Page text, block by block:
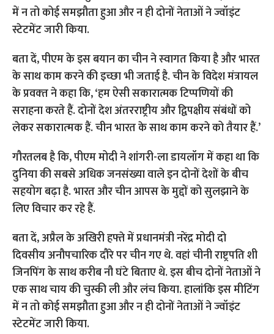
बता दें, पीएम के इस बयान का चीन ने स्‍वागत किया है और भारत
के साथ काम करने की इच्छा भी जताई है. चीन के विदेश मंत्रायल
के प्रवक्‍त ने कहा कि, ‘हम ऐसी सकारात्मक टिप्पणियों की
सराहना करते हैं. दोनों देश अंतरराष्ट्रीय और द्विपक्षीय संबंधों को
लेकर सकारात्‍मक हैं. चीन भारत के साथ काम करने को तैयार हैं.’
गौरतलब है कि, पीएम मोदी ने शांगरी-ला डायलॉग में कहा था कि
दुनिया की सबसे अधिक जनसंख्या वाले इन दोनों देशों के बीच
सहयोग बढ़ा है. भारत और चीन आपस के मुद्दों को सुलझाने के
लिए विचार कर रहे हैं.
बता दें, अप्रैल के अखि‍री हफ्ते में प्रधानमंत्री नरेंद्र मोदी दो
दिवसीय अनौपचारिक दौरे पर चीन गए थे. वहां चीनी राष्ट्रपति शी
जिनपिंग के साथ करीब नौ घंटे बिताए थे. इस बीच दोनों नेताओं ने
एक साथ चाय की चुस्की ली और लंच किया. हालांकि इस मीटिंग
में न तो कोई समझौता हुआ और न ही दोनों नेताओं ने ज्वॉइंट
स्टेटमेंट जारी किया.